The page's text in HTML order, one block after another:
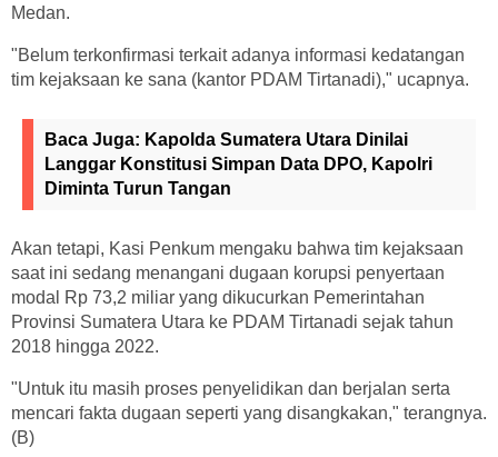
Medan.
"Belum terkonfirmasi terkait adanya informasi kedatangan
tim kejaksaan ke sana (kantor PDAM Tirtanadi)," ucapnya.
Baca Juga: Kapolda Sumatera Utara Dinilai
Langgar Konstitusi Simpan Data DPO, Kapolri
Diminta Turun Tangan
Akan tetapi, Kasi Penkum mengaku bahwa tim kejaksaan
saat ini sedang menangani dugaan korupsi penyertaan
modal Rp 73,2 miliar yang dikucurkan Pemerintahan
Provinsi Sumatera Utara ke PDAM Tirtanadi sejak tahun
2018 hingga 2022.
"Untuk itu masih proses penyelidikan dan berjalan serta
mencari fakta dugaan seperti yang disangkakan," terangnya.
(B)